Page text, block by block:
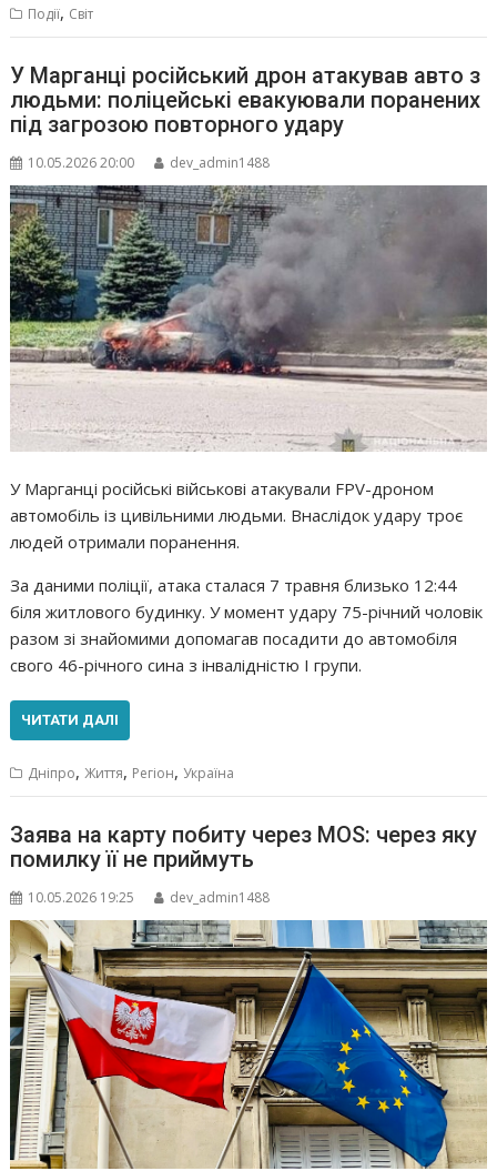
Події, Світ
У Марганці російський дрон атакував авто з
людьми: поліцейські евакуювали поранених
під загрозою повторного удару
10.05.2026 20:00 dev_admin1488
У Марганці російські військові атакували FPV-дроном
автомобіль із цивільними людьми. Внаслідок удару троє
людей отримали поранення.
За даними поліції, атака сталася 7 травня близько 12:44
біля житлового будинку. У момент удару 75-річний чоловік
разом зі знайомими допомагав посадити до автомобіля
свого 46-річного сина з інвалідністю І групи.
ЧИТАТИ ДАЛІ
Дніпро,Життя, Регіон,Україна
Заява на карту побиту через MOS: через яку
помилку її не приймуть
10.05.2026 19:25 dev_admin1488